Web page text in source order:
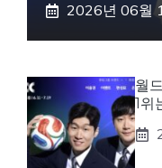
2026년 06월
월
1위